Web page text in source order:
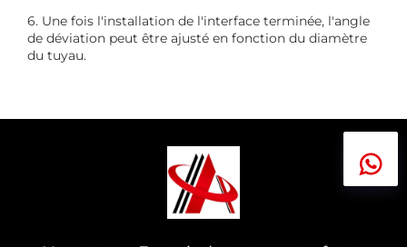
6. Une fois l'installation de l'interface terminée, l'angle
de déviation peut être ajusté en fonction du diamètre
du tuyau.